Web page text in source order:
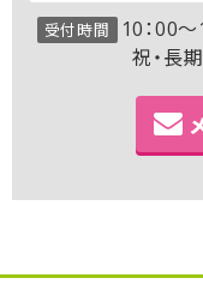
受付時間
10：00～
祝・長